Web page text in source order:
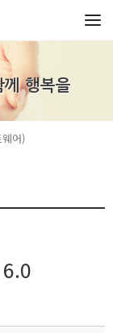
행복을
어)